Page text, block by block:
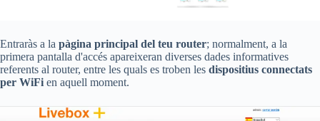
Entraràs a la pàgina principal del teu router; normalment, a la
primera pantalla d'accés apareixeran diverses dades informatives
referents al router, entre les quals es troben les dispositius connectats
per WiFi en aquell moment.